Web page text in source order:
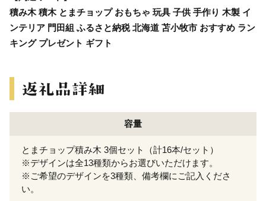
積み木 積木 とまチョップ おもちゃ 玩具 子供 手作り 木製 イ
ンテリア 門田組 ふるさと納税 北海道 苫小牧市 おすすめ ラン
キング プレゼント ギフト
容量
とまチョップ積み木 3個セット（計16本/セット）
※デザインは全13種類からお選びいただけます。
※ご希望のデザインを3種類、備考欄にご記入くださ
い。